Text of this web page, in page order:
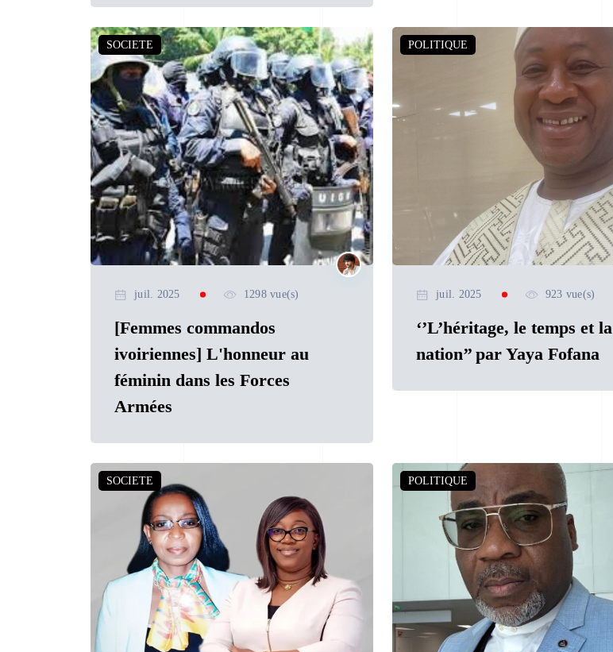
SOCIETE
juil. 2025 1298 vue(s)
[Femmes commandos
ivoiriennes] L'honneur au
féminin dans les Forces
Armées
POLITIQUE
juil. 2025 923 vue(s)
‘’L’héritage, le temps et la
nation’’ par Yaya Fofana
SOCIETE POLITIQUE